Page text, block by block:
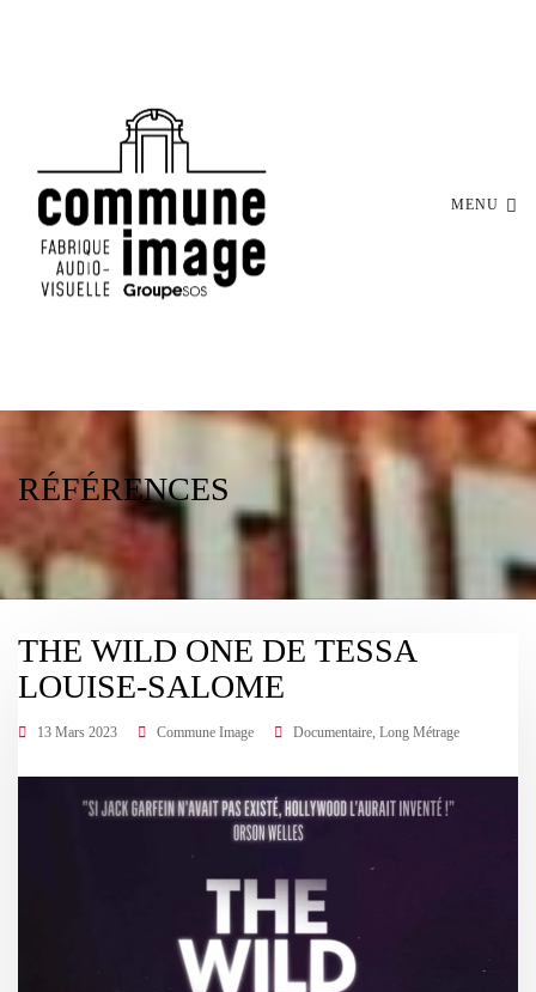
MENU
RÉFÉRENCES
THE WILD ONE DE TESSA
LOUISE-SALOME
13 Mars 2023 Commune Image Documentaire,Long Métrage